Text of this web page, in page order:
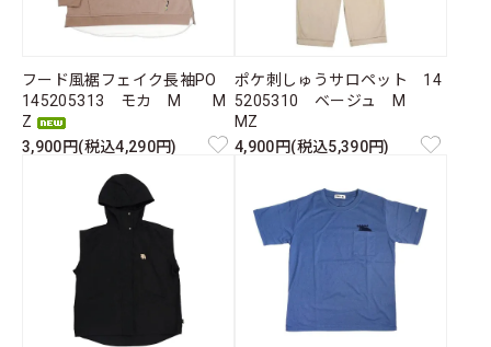
フード風裾フェイク長袖PO
145205313 モカ M M
Z
3,900円(税込4,290円)
ポケ刺しゅうサロペット 14
5205310 ベージュ M
MZ
4,900円(税込5,390円)